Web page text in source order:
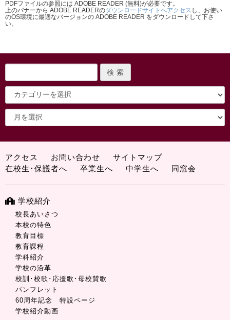
PDFファイルの参照には ADOBE READER (無料)が必要です。
上のバナーから ADOBE READERのダウンロードサイトへアクセス し、お使い
のOS環境に最適なバージョンの ADOBE READER をダウンロードして下さ
い。
アクセス お問い合わせ
サイトマップ
在校生･保護者へ
卒業生へ 中学生へ 同窓会
学校紹介
校長あいさつ
本校の特色
教育目標
教育課程
学科紹介
学校の沿革
校訓･校歌･応援歌･母校賛歌
パンフレット
60周年記念 特設ページ
学校紹介動画